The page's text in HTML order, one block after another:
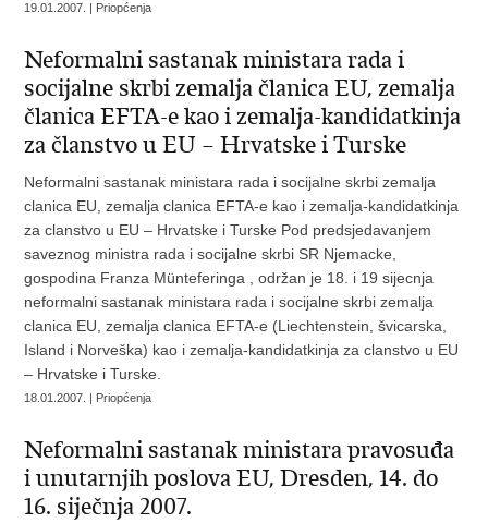
19.01.2007. | Priopćenja
Neformalni sastanak ministara rada i
socijalne skrbi zemalja članica EU, zemalja
članica EFTA-e kao i zemalja-kandidatkinja
za članstvo u EU – Hrvatske i Turske
Neformalni sastanak ministara rada i socijalne skrbi zemalja
clanica EU, zemalja clanica EFTA-e kao i zemalja-kandidatkinja
za clanstvo u EU – Hrvatske i Turske Pod predsjedavanjem
saveznog ministra rada i socijalne skrbi SR Njemacke,
gospodina Franza Münteferinga , održan je 18. i 19 sijecnja
neformalni sastanak ministara rada i socijalne skrbi zemalja
clanica EU, zemalja clanica EFTA-e (Liechtenstein, švicarska,
Island i Norveška) kao i zemalja-kandidatkinja za clanstvo u EU
– Hrvatske i Turske.
18.01.2007. | Priopćenja
Neformalni sastanak ministara pravosuđa
i unutarnjih poslova EU, Dresden, 14. do
16. siječnja 2007.